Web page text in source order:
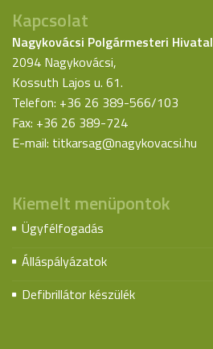
Kapcsolat
Nagykovácsi Polgármesteri Hivatal
2094 Nagykovácsi,
Kossuth Lajos u. 61.
Telefon: +36 26 389-566/103
Fax: +36 26 389-724
E-mail: titkarsag@nagykovacsi.hu
Kiemelt menüpontok
Ügyfélfogadás
Álláspályázatok
Defibrillátor készülék